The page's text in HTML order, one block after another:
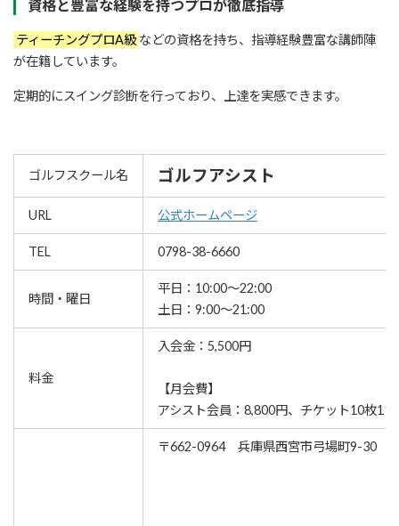
資格と豊富な経験を持つプロが徹底指導
ティーチングプロA級 などの資格を持ち、指導経験豊富な講師陣
が在籍しています。
定期的にスイング診断を行っており、上達を実感できます。
ゴルフスクール名 ゴルフアシスト
URL 公式ホームページ
TEL 0798-38-6660
時間・曜日
平日：10:00～22:00
土日：9:00～21:00
料金
入会金：5,500円
【月会費】
アシスト会員：8,800円、チケット10枚
〒662-0964 兵庫県西宮市弓場町9-30